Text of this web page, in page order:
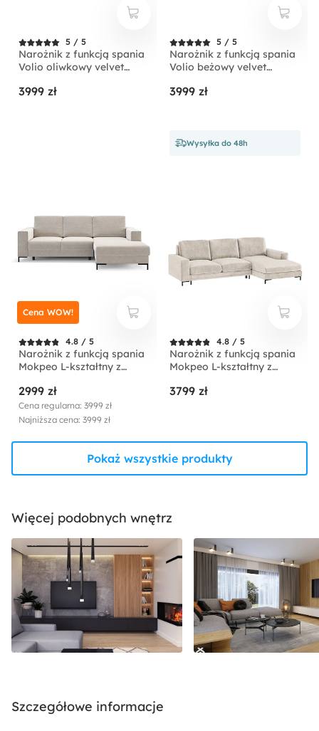
5 / 5
Narożnik z funkcją spania
Volio oliwkowy velvet
3999 zł
5 / 5
Narożnik z funkcją spania
Volio beżowy velvet
3999 zł
Wysyłka do 48h
4.8 / 5
Narożnik z funkcją spania
Mokpeo L-kształtny z
czarnych nóżkach beżowy
sztruks prawostronny
2999 zł
Cena regularna: 3999 zł
Najniższa cena: 3999 zł
Cena WOW!
4.8 / 5
Narożnik z funkcją spania
Mokpeo L-kształtny z
czarnych nóżkach
3799 zł
Pokaż wszystkie produkty
Więcej podobnych wnętrz
Szczegółowe informacje